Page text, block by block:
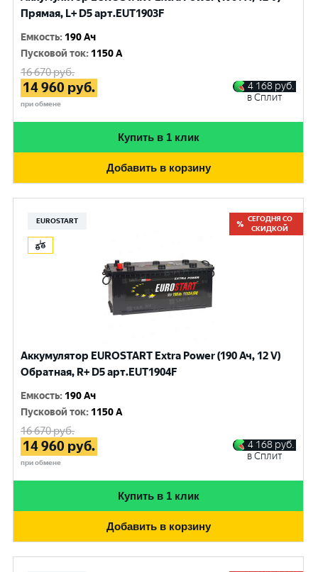
Прямая, L+ D5 арт.EUT1903F
Емкость: 190 Ач
Пусковой ток: 1150 A
16 670руб.
14 960 руб.
при обмене
4 168 руб.
в Сплит
Купить в 1 клик
Добавить в корзину
EUROSTART
СЕГОДНЯ СО
СКИДКОЙ
Аккумулятор EUROSTART Extra Power (190 Ач, 12 V)
Обратная, R+ D5 арт.EUT1904F
Емкость: 190 Ач
Пусковой ток: 1150 A
16 670руб.
14 960 руб.
при обмене
4 168 руб.
в Сплит
Купить в 1 клик
Добавить в корзину